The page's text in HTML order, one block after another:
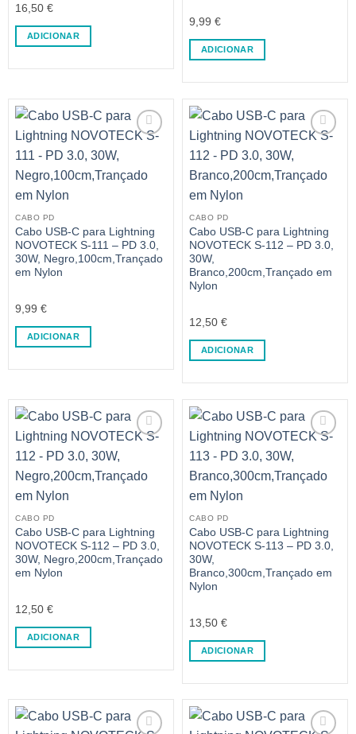
16,50 €
ADICIONAR
9,99 €
ADICIONAR
CABO PD
Cabo USB-C para Lightning
NOVOTECK S-111 – PD 3.0,
30W, Negro,100cm,Trançado
em Nylon
9,99 €
ADICIONAR
CABO PD
Cabo USB-C para Lightning
NOVOTECK S-112 – PD 3.0,
30W,
Branco,200cm,Trançado em
Nylon
12,50 €
ADICIONAR
CABO PD
Cabo USB-C para Lightning
NOVOTECK S-112 – PD 3.0,
30W, Negro,200cm,Trançado
em Nylon
12,50 €
ADICIONAR
CABO PD
Cabo USB-C para Lightning
NOVOTECK S-113 – PD 3.0,
30W,
Branco,300cm,Trançado em
Nylon
13,50 €
ADICIONAR